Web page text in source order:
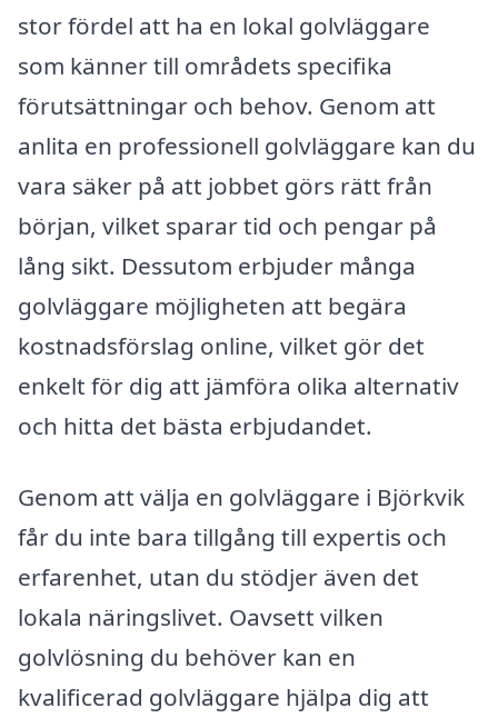
stor fördel att ha en lokal golvläggare
som känner till områdets specifika
förutsättningar och behov. Genom att
anlita en professionell golvläggare kan du
vara säker på att jobbet görs rätt från
början, vilket sparar tid och pengar på
lång sikt. Dessutom erbjuder många
golvläggare möjligheten att begära
kostnadsförslag online, vilket gör det
enkelt för dig att jämföra olika alternativ
och hitta det bästa erbjudandet.
Genom att välja en golvläggare i Björkvik
får du inte bara tillgång till expertis och
erfarenhet, utan du stödjer även det
lokala näringslivet. Oavsett vilken
golvlösning du behöver kan en
kvalificerad golvläggare hjälpa dig att